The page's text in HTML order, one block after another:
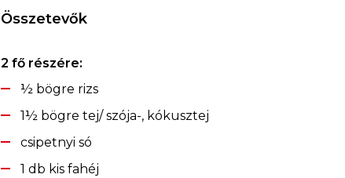
Összetevők
2 fő részére:
½ bögre rizs
1½ bögre tej/ szója-, kókusztej
csipetnyi só
1 db kis fahéj